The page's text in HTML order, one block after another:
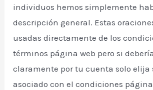
individuos hemos simplemente
descripción general. Estas
usadas directamente de los
términos página web pero si
claramente por tu cuenta solo elija
asociado con el condiciones